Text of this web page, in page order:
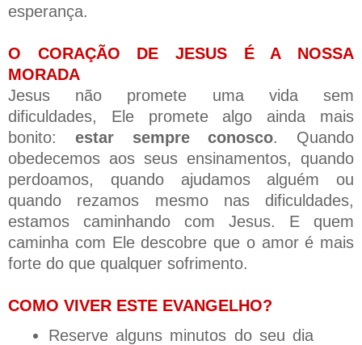
esperança.
O CORAÇÃO DE JESUS É A NOSSA
MORADA
Jesus não promete uma vida sem
dificuldades, Ele promete algo ainda mais
bonito: estar sempre conosco. Quando
obedecemos aos seus ensinamentos, quando
perdoamos, quando ajudamos alguém ou
quando rezamos mesmo nas dificuldades,
estamos caminhando com Jesus. E quem
caminha com Ele descobre que o amor é mais
forte do que qualquer sofrimento.
COMO VIVER ESTE EVANGELHO?
Reserve alguns minutos do seu dia